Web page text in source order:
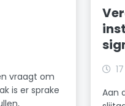
vraagt om
is er sprake
Aan